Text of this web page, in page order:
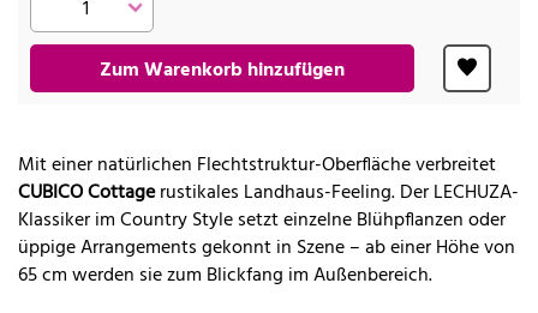
Zum Warenkorb hinzufügen
Mit einer natürlichen Flechtstruktur-Oberfläche verbreitet
CUBICO Cottagerustikales Landhaus-Feeling. Der LECHUZA-
Klassiker im Country Style setzt einzelne Blühpflanzen oder
üppige Arrangements gekonnt in Szene – ab einer Höhe von
65 cm werden sie zum Blickfang im Außenbereich.